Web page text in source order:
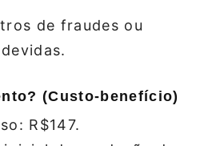
de fraudes ou
(Custo‑benefício)
R$147.